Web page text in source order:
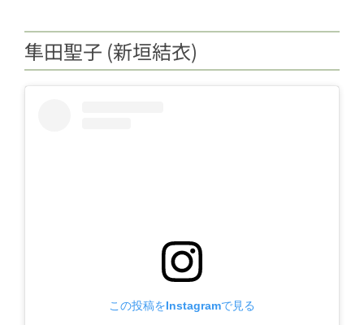
隼田聖子 (新垣結衣)
この投稿をInstagramで見る